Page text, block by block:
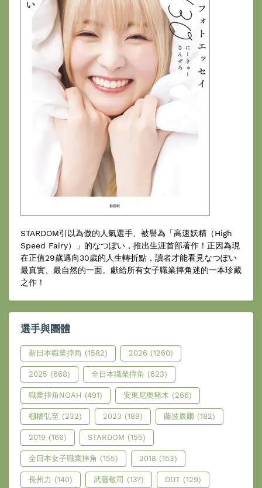
STARDOM引以為傲的人氣選手、被譽為「高速妖精（High
Speed Fairy）」的なつぽい，推出生涯首部著作！正因為現
在正值29歲邁向30歲的人生轉折點，讀者才能看見なつぽい
最真實、最自然的一面。獻給所有女子職業摔角迷的一本珍藏
之作！
選手與團體
新日本職業摔角 (1582) 2026 (1260)
2025 (668) 全日本職業摔角 (623)
職業摔角NOAH (491) 安東尼奧豬木 (266)
棚橋弘至 (232) 2023 (189) 藤波辰爾 (182)
2019 (166) STARDOM (155)
全日本女子職業摔角 (155) 2018 (153)
長州力 (140) 武藤敬司 (137) DDT (129)